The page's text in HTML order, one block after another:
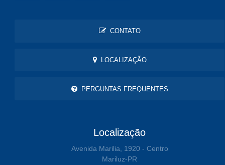
CONTATO
LOCALIZAÇÃO
PERGUNTAS FREQUENTES
Localização
Avenida Marilia, 1920 - Centro
Mariluz-PR